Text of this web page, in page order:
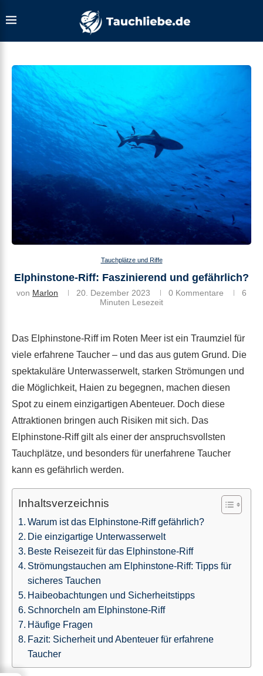
Tauchplätze und Riffe
Elphinstone-Riff: Faszinierend und gefährlich?
von Marlon 20. Dezember 2023 0 Kommentare
6
Minuten Lesezeit
Das Elphinstone-Riff im Roten Meer ist ein Traumziel für
viele erfahrene Taucher – und das aus gutem Grund. Die
spektakuläre Unterwasserwelt, starken Strömungen und
die Möglichkeit, Haien zu begegnen, machen diesen
Spot zu einem einzigartigen Abenteuer. Doch diese
Attraktionen bringen auch Risiken mit sich. Das
Elphinstone-Riff gilt als einer der anspruchsvollsten
Tauchplätze, und besonders für unerfahrene Taucher
kann es gefährlich werden.
Inhaltsverzeichnis
Warum ist das Elphinstone-Riff gefährlich?
Die einzigartige Unterwasserwelt
Beste Reisezeit für das Elphinstone-Riff
Strömungstauchen am Elphinstone-Riff: Tipps für
sicheres Tauchen
Haibeobachtungen und Sicherheitstipps
Schnorcheln am Elphinstone-Riff
Häufige Fragen
Fazit: Sicherheit und Abenteuer für erfahrene
Taucher